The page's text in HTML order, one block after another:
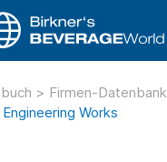
> Firmen-Datenbank
Works